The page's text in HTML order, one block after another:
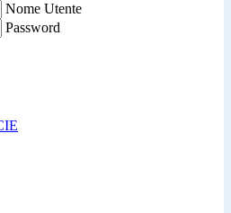
Nome Utente
Password